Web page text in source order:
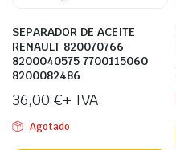
SEPARADOR DE ACEITE
RENAULT 820070766
8200040575 7700115060
8200082486
36,00 €+ IVA
Agotado